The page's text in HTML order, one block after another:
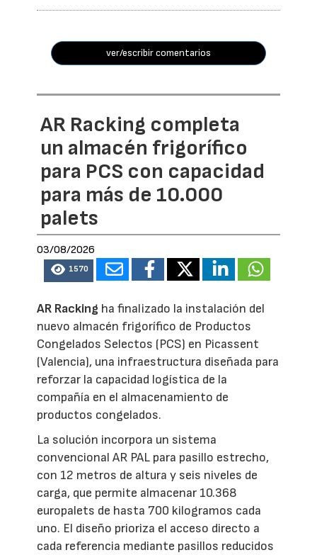
ver/escribir comentarios
AR Racking completa
un almacén frigorífico
para PCS con capacidad
para más de 10.000
palets
03/08/2026
1570
AR Racking ha finalizado la instalación del
nuevo almacén frigorífico de Productos
Congelados Selectos (PCS) en Picassent
(Valencia), una infraestructura diseñada para
reforzar la capacidad logística de la
compañía en el almacenamiento de
productos congelados.
La solución incorpora un sistema
convencional AR PAL para pasillo estrecho,
con 12 metros de altura y seis niveles de
carga, que permite almacenar 10.368
europalets de hasta 700 kilogramos cada
uno. El diseño prioriza el acceso directo a
cada referencia mediante pasillos reducidos